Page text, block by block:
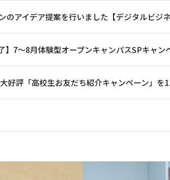
のアイデア提案を行いました【デジタルビジ
】7～8月体験型オープンキャンパスSPキャン
大好評「高校生お友だち紹介キャンペーン」を